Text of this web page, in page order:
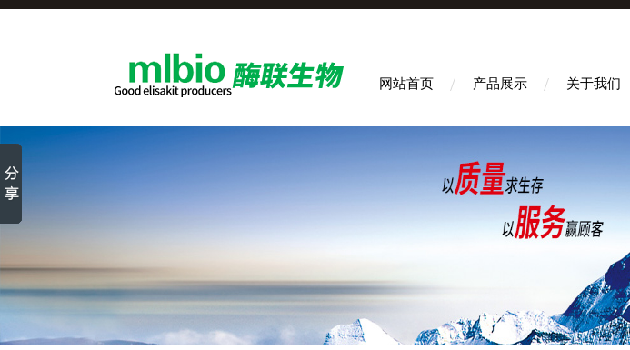
网站首页 产品展示 关于我们